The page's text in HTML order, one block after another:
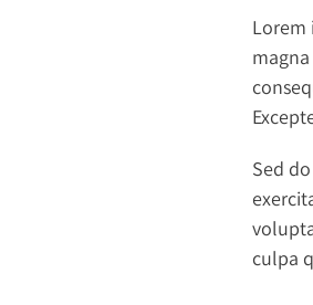
Lorem
Sed
culpa